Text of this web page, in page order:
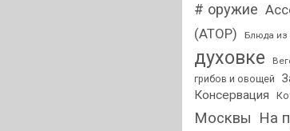
# оружие
(АТОР)
Блюда из
духовке
грибов и овощей
Консервация
Москвы На